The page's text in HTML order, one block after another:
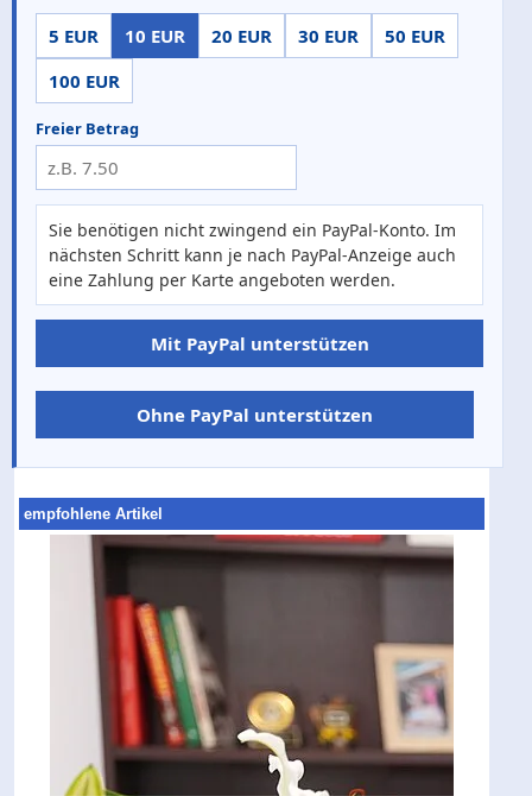
5 EUR 10 EUR 20 EUR 30 EUR
50 EUR
100 EUR
Freier Betrag
Sie benötigen nicht zwingend ein PayPal-Konto. Im
nächsten Schritt kann je nach PayPal-Anzeige auch
eine Zahlung per Karte angeboten werden.
Mit PayPal unterstützen
Ohne PayPal unterstützen
empfohlene Artikel